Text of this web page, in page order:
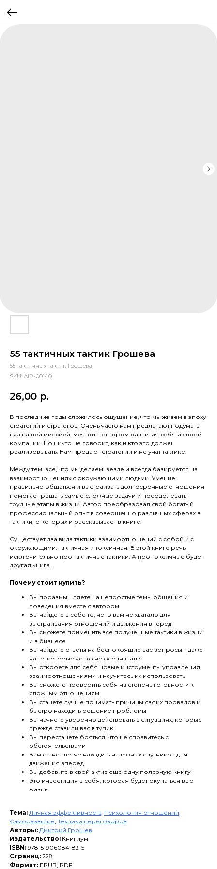
55 тактичных тактик Грошева
55 тактичных тактик Грошева
SKU: AIR-00140
26,00 р.
В последние годы сложилось ощущение, что мы живем в эпоху
стратегий и стратегов. Очень часто нам предлагают подумать
над нашей миссией, мечтой, вектором развития себя и своей
компании. Но никто не говорит, как и кто это должен
реализовывать. Нам продают стратегии и не учат тактике.
Между тем, все, что мы делаем, везде и всегда базируется на
взаимоотношениях с окружающими людьми. Умение
правильно общаться и выстраивать долгосрочные отношения
помогает решать самые сложные задачи и преодолевать
трудные этапы в жизни. Автор преобразовал свой богатый
профессиональный опыт в совершенно различных сферах в
тактики, о которых и рассказывает в книге.
Существует два вида тактики взаимоотношений с собой и с
окружающими: тактичная и токсичная. В этой книге речь
исключительно про тактичные тактики. А про токсичные будет
другая книга.
Почему стоит купить?
Вы поразмышляете на непростые темы общения и
поведения вместе с автором
Вы найдете в себе то, чего вам не хватало для
выстраивания отношений и движения вперед
Вы сможете применить все полученные тактики в жизни
и в бизнесе
Вы найдете ответы на беспокоящие вас вопросы – даже
на те, которые четко не осознавали
Вы откроете для себя новые инструменты управления
взаимоотношениями и научитесь их использовать
Вы сможете проверить себя на степень готовности к
сложным отношениям
Вы станете лучше понимать причины своих провалов и
быстро находить решение проблемы
Вы начнете уверенно действовать в ситуациях, которые
прежде ставили вас в тупик
Вы перестанете бояться, что не справитесь с
обстоятельствами
Вам станет легче находить надежных спутников для
движения вперед
Вы добавите в свой актив еще одну полезную книгу
Это инвестиция в себя, которая будет окупаться всю
жизнь!
Тема: Личная эффективность, Психология отношений,
Саморазвитие, Техники переговоров
Авторы: Дмитрий Грошев
Издательство: Книгиум
ISBN: 978-5-906084-83-5
Страниц: 228
Формат: EPUB, PDF